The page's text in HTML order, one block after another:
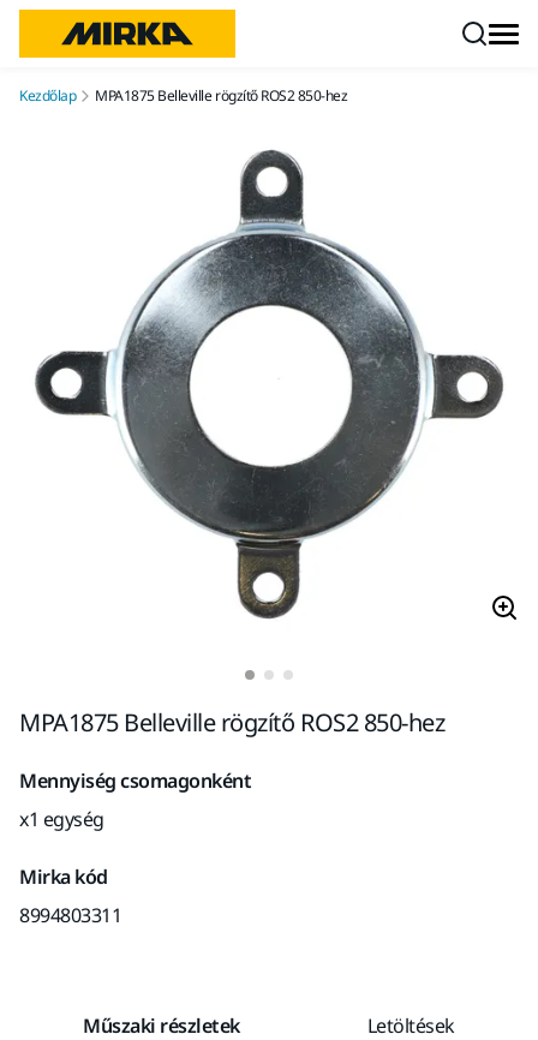
Kezdőlap MPA1875 Belleville rögzítő ROS2 850-hez
MPA1875 Belleville rögzítő ROS2 850-hez
Mennyiség csomagonként
x1 egység
Mirka kód
8994803311
Műszaki részletek Letöltések